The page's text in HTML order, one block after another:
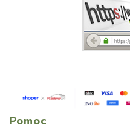
Linki w stopce
Pomoc